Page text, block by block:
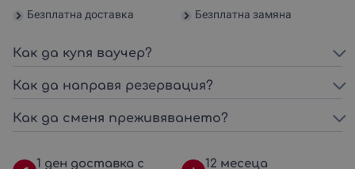
Безплатна доставка
Безплатна замяна
Как да купя ваучер?
Как да направя резервация?
Как да сменя преживяването?
1 ден доставка с
12 месеца